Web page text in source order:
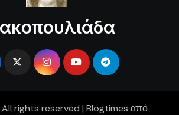
rights reserved | Blogtimes από